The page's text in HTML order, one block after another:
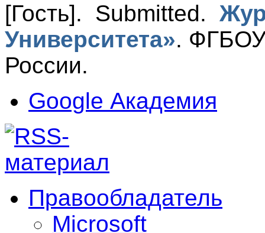
[Гость]. Submitted.
Университета».
России.
Google Академия
Правообладатель
Microsoft